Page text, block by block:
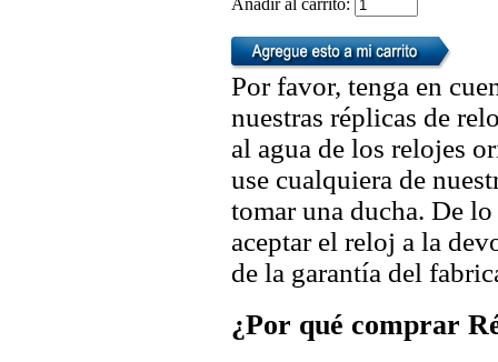
Por favor, tenga en
nuestras réplicas de
al agua de los relojes
use cualquiera de
tomar una ducha. De
aceptar el reloj a la
de la garantía del
¿Por qué comprar